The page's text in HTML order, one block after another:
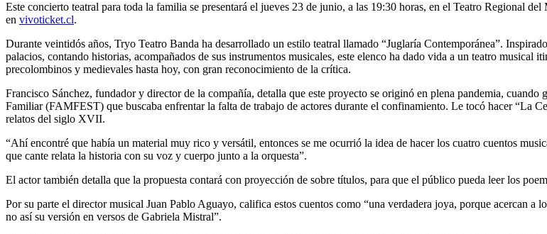
Este concierto teatral para toda la familia se presentará el jueves 23 de junio, a las 19:30 horas, en el Teatro Regional
en vivoticket.cl.
Durante veintidós años, Tryo Teatro Banda ha desarrollado un estilo teatral llamado “Juglaría Contemporánea”.
palacios, contando historias, acompañados de sus instrumentos musicales, este elenco ha dado vida a un teatro musical
precolombinos y medievales hasta hoy, con gran reconocimiento de la crítica.
Francisco Sánchez, fundador y director de la compañía, detalla que este proyecto se originó en plena pandemia,
Familiar (FAMFEST) que buscaba enfrentar la falta de trabajo de actores durante el confinamiento. Le tocó hacer “La
relatos del siglo XVII.
“Ahí encontré que había un material muy rico y versátil, entonces se me ocurrió la idea de hacer los cuatro cuentos
que cante relata la historia con su voz y cuerpo junto a la orquesta”.
El actor también detalla que la propuesta contará con proyección de sobre títulos, para que el público pueda leer los
Por su parte el director musical Juan Pablo Aguayo, califica estos cuentos como “una verdadera joya, porque acercan a
no así su versión en versos de Gabriela Mistral”.